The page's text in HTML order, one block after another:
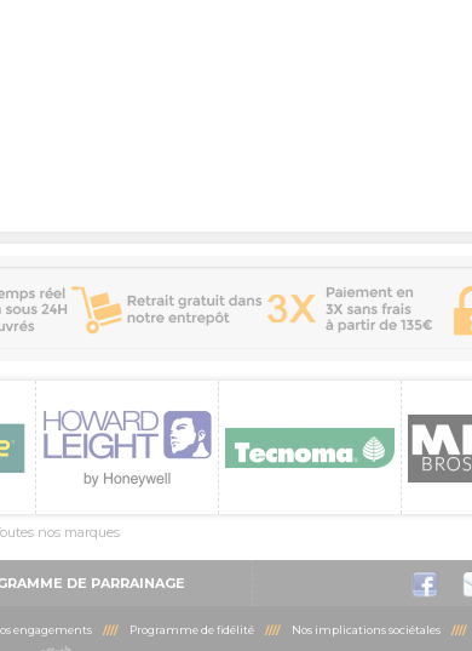
nos marques
DE PARRAINAGE
engagements//// Programme de fidélité//// Nos implications sociétales////